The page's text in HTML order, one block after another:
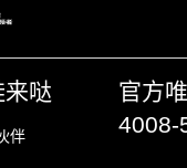
哒
伴
官方
4008-